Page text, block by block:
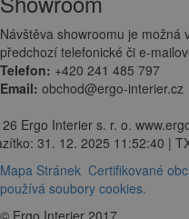
Návštěva showroomu je možná
předchozí telefonické či e-
Telefon: +420 241 485 797
Email: obchod@ergo-interier.cz
Ergo Interier s. r. o.
31. 12. 2025 11:52:40 |
Mapa Stránek Certifikované
používá soubory cookies.
© Ergo Interier 2017